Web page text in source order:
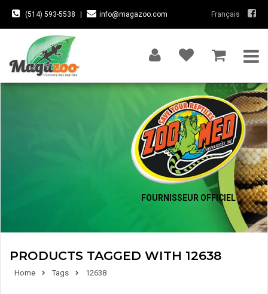
(514) 593-5538 info@magazoo.com Français
FOURNISSEUR OFFICIEL
PRODUCTS TAGGED WITH 12638
Home Tags 12638